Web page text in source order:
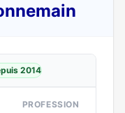
2014
PROFESSION